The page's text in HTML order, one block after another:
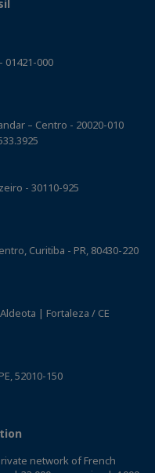
01421-000
– Centro - 20020-010
- 30110-925
Curitiba - PR, 80430-220
| Fortaleza / CE
52010-150
network of French